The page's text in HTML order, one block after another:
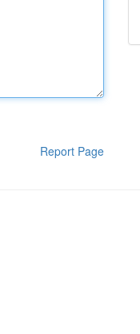
Report Page